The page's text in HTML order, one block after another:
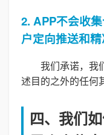
2. APP不会收
户定向推送和
我们承诺，我
述目的之外的任何
四、我们